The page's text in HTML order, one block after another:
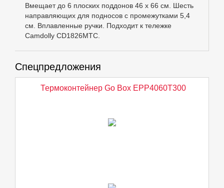
Вмещает до 6 плоских поддонов 46 х 66 см. Шесть
направляющих для подносов с промежутками 5,4
см. Вплавленные ручки. Подходит к тележке
Camdolly CD1826MTC.
Спецпредложения
Термоконтейнер Go Box EPP4060T300